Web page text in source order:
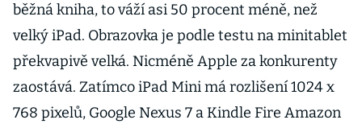
běžná kniha, to váží asi 50 procent méně, než
velký iPad. Obrazovka je podle testu na minitablet
překvapivě velká. Nicméně Apple za konkurenty
zaostává. Zatímco iPad Mini má rozlišení 1024 x
768 pixelů, Google Nexus 7 a Kindle Fire Amazon